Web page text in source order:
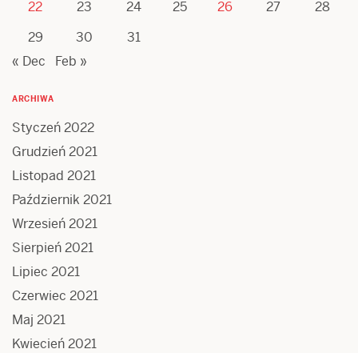
22 23 24 25 26 27
28
29
30
31
« Dec
Feb »
ARCHIWA
Styczeń 2022
Grudzień 2021
Listopad 2021
Październik 2021
Wrzesień 2021
Sierpień 2021
Lipiec 2021
Czerwiec 2021
Maj 2021
Kwiecień 2021